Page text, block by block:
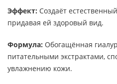
Эффект: Создаёт
придавая ей здоровый вид.
Формула: Обогащённая
питательными экстрактами,
увлажнению кожи.